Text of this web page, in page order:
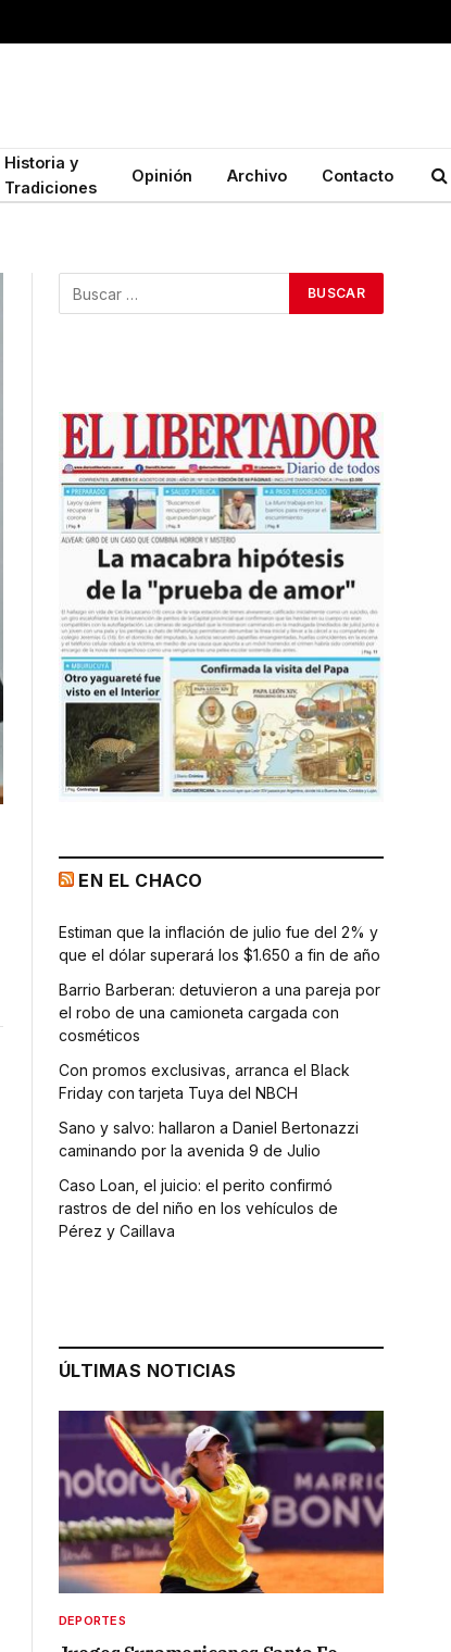
Historia y
Tradiciones
Opinión Archivo Contacto
EN EL CHACO
Estiman que la inflación de julio fue del 2% y
que el dólar superará los $1.650 a fin de año
Barrio Barberan: detuvieron a una pareja por
el robo de una camioneta cargada con
cosméticos
Con promos exclusivas, arranca el Black
Friday con tarjeta Tuya del NBCH
Sano y salvo: hallaron a Daniel Bertonazzi
caminando por la avenida 9 de Julio
Caso Loan, el juicio: el perito confirmó
rastros de del niño en los vehículos de
Pérez y Caillava
ÚLTIMAS NOTICIAS
DEPORTES